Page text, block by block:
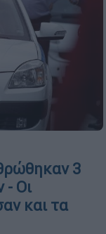
3
- Οι
και τα